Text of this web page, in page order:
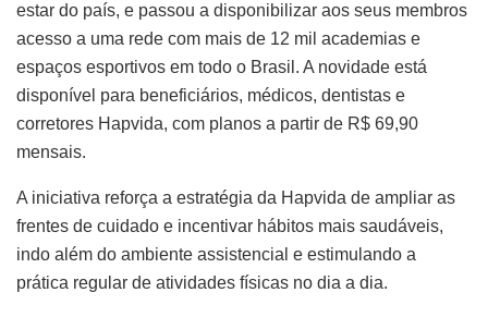
estar do país, e passou a disponibilizar aos seus membros
acesso a uma rede com mais de 12 mil academias e
espaços esportivos em todo o Brasil. A novidade está
disponível para beneficiários, médicos, dentistas e
corretores Hapvida, com planos a partir de R$ 69,90
mensais.
A iniciativa reforça a estratégia da Hapvida de ampliar as
frentes de cuidado e incentivar hábitos mais saudáveis,
indo além do ambiente assistencial e estimulando a
prática regular de atividades físicas no dia a dia.